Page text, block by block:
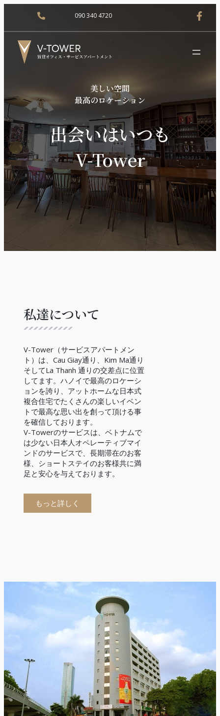
090 340 4720
美しい空間
最高のロケーション
出会いはいつも
V-Tower
私達について
V-Tower（サービスアパートメン
ト）は、Cau Giay通り、Kim Ma通り
そしてLa Thanh 通りの交差点に位置
してます。ハノイで最高のロケーシ
ョンを誇り、アットホームな日本式
複合住宅でたくさんの楽しいイベン
トで最高な思い出を創って頂ける事
を確信しております。
V-Towerのサービスは、ベトナムで
は少ない日本人オペレーティブマイ
ンドのサービスで、長期滞在のお客
様、ショートステイのお客様共に満
足と安心を与えております。
もっと詳しく